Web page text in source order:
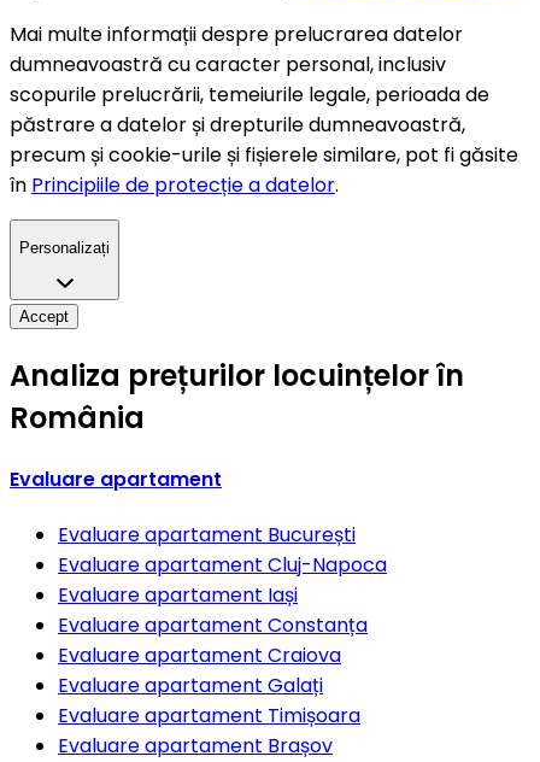
Mai multe informații despre prelucrarea datelor
dumneavoastră cu caracter personal, inclusiv
scopurile prelucrării, temeiurile legale, perioada de
păstrare a datelor și drepturile dumneavoastră,
precum și cookie-urile și fișierele similare, pot fi găsite
în Principiile de protecție a datelor.
Personalizați
Accept
Analiza prețurilor locuințelor în
România
Evaluare apartament
Evaluare apartament București
Evaluare apartament Cluj-Napoca
Evaluare apartament Iași
Evaluare apartament Constanța
Evaluare apartament Craiova
Evaluare apartament Galați
Evaluare apartament Timișoara
Evaluare apartament Brașov